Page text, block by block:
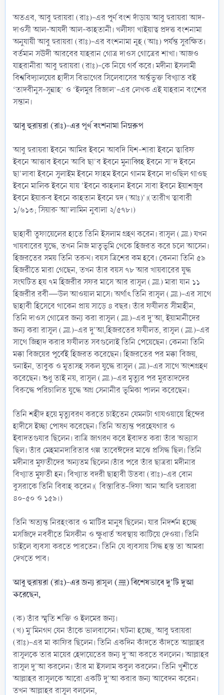
অতএব, আবু হুরায়রা (রাঃ)-এর পূর্ণ বংশ দাঁড়ায় আবু হুরায়রা আদ-
দাওসী আল-আযদী আল-কাহতানী। খলীফা খাইয়াত্ব প্রদত্ত বংশনামা
অনুযায়ী আবু হুরায়রা (রাঃ)-এর বংশনামা নূহ (আঃ) পর্যন্ত সুরক্ষিত।
বর্তমান সঊদী আরবের যাহরান গোত্র দাওস গোত্রের শাখা। আজও
যাহরানীরা আবু হুরায়রা (রাঃ)-কে নিয়ে গর্ব করে। মদীনা ইসলামী
বিশ্ববিদ্যালয়ের হাদীস বিভাগের সিলেবাসের অর্ন্তভুক্ত বিখ্যাত বই
‘তাদবীনুস-সুন্নাহ’ ও ‘ইলমুর রিজাল’-এর লেখক এই যাহরান বংশের
সন্তান।
আবু হুরায়রা (রাঃ)-এর পূর্ণ বংশনামা নিম্নরুপ
আবু হুরায়রা ইবনে আমির ইবনে আবদি যিশ-শারা ইবনে ত্বারিফ
ইবনে আত্তাব ইবনে আবি ছা'ব ইবনে মুনাব্বিহ ইবনে সা'দ ইবনে
ছা'লাবা ইবনে সুলাইম ইবনে ফাহম ইবনে গানম ইবনে দাওছিল গাওছ
ইবনে মালিক ইবনে যায় 'ইবনে কাহলান ইবনে সাবা ইবনে ইয়াশজুব
ইবনে ইয়ারুব ইবনে কাহতান ইবনে হুদ (আঃ)'।(তারীখ ত্বাবারী
১/৬১৩; সিয়ারু আ'লামিন নুবালা ২/৫৭৮।)
ছাহাবী তুফায়েলের হাতে তিনি ইসলাম গ্রহণ করেন। রাসূল (ﷺ) যখন
খায়বারের যুদ্ধে, তখন নিজ মাতৃভূমি থেকে হিজরত করে চলে আসেন।
হিজরতের সময় তিনি তরুণ। বয়স ত্রিশের কম হবে। কেননা তিনি ৫৯
হিজরীতে মারা গেছেন, তখন তাঁর বয়স ৭৮ আর খায়বারের যুদ্ধ
সংঘটিত হয় ৭ম হিজরীর সফর মাসে আর রাসূল (ﷺ) মারা যান ১১
হিজরীর রবী—উল আওয়াল মাসে। অর্থাৎ তিনি রাসূল (ﷺ)-এর সাথে
ছাহাবী হিসেবে থাকেন প্রায় সাড়ে ৪ বছর। তাঁর ফযীলত সীমাহীন,
তিনি দাওস গোত্রের জন্য করা রাসূল (ﷺ)-এর দু'আ, ইয়ামানীদের
জন্য করা রাসূল (ﷺ)-এর দু'আ,হিজরতের ফযীলত, রাসূল (ﷺ)-এর
সাথে জিহাদ করার ফযীলত সবগুলোই তিনি পেয়েছেন। কেননা তিনি
মক্কা বিজয়ের পূর্বেই হিজরত করেছেন। হিজরতের পর মক্কা বিজয়,
হুনাইন, তাবুক ও মূতাসহ সকল যুদ্ধে রাসূল (ﷺ)-এর সাথে অংশগ্রহণ
করেছেন। শুধু তাই নয়, রাসূল (ﷺ)-এর মৃত্যুর পর মুরতাদদের
বিরুদ্ধে পরিচালিত যুদ্ধে অগ্র সেনানীর ভূমিকা পালন করেছেন।
তিনি শহীদ হয়ে মৃত্যুবরণ করতে চাইতেন যেমনটা গাযওয়ায়ে হিন্দের
হাদীসে ইচ্ছা পোষণ করেছেন। তিনি অত্যন্ত পরহেযগার ও
ইবাদতগুযার ছিলেন। রাত্রি জাগরণ করে ইবাদত করা তাঁর অভ্যাস
ছিল। তাঁর মেহমানদারিতার গল্প তাবেঈদের মাঝে প্রসিদ্ধ ছিল। তিনি
মদীনার মুফতীদের অন্যতম ছিলেন।তাঁর পরে তাঁর ছাত্ররা মদীনার
বিখ্যাত মুফতী হন। বিখ্যাত বদরী ছাহাবী উতবা (রাঃ)-এর বোন
বুসরাকে তিনি বিবাহ করেন।( বিস্তারিত-দিফা আন আবি হুরায়রা
৪০-৫০ ও ১৫৯।)
তিনি অত্যন্ত নিরহংকার ও মাটির মানুষ ছিলেন। যার নিদর্শন হচ্ছে
মসজিদে নববীতে মিসকীন ও ক্ষুধার্ত অবস্থায় কাটিয়ে দেওয়া। তিনি
চাইলে ব্যবসা করতে পারতেন। তিনি যে ব্যবসায় সিদ্ধ হস্ত তা আমরা
দেখতে পাব।
আবু হুরায়রা (রাঃ)-এর জন্য রাসূল (ﷺ) বিশেষভাবে দু'টি দুআ
করেছেন,
(ক) তাঁর স্মৃতি শক্তি ও ইলমের জন্য।
(খ) মু'মিনগণ যেন তাঁকে ভালবাসেন। ঘটনা হচ্ছে, আবু হুরায়রা
(রাঃ)-এর মা কাফির ছিলেন। তিনি একদিন কাঁদতে কাঁদতে আল্লাহর
রাসূলকে তার মায়ের হেদায়েতের জন্য দু'আ করতে বললেন। আল্লাহর
রাসূল দু'আ করলেন। তাঁর মা ইসলাম কবুল করলেন। তিনি খুশীতে
আল্লাহর রাসূলকে আরো একটি দু'আ করার জন্য আবেদন করেন।
তখন আল্লাহর রাসূল বললেন,